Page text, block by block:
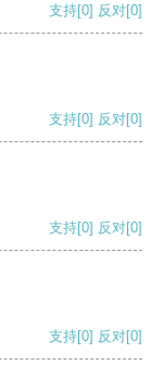
支持[0] 反对[0]
支持[0] 反对[0]
支持[0] 反对[0]
支持[0] 反对[0]